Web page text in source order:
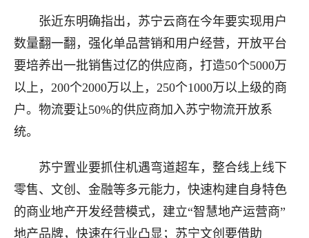
张近东明确指出，苏宁云商在今年要实现用户
数量翻一翻，强化单品营销和用户经营，开放平台
要培养出一批销售过亿的供应商，打造50个5000万
以上，200个2000万以上，250个1000万以上级的商
户。物流要让50%的供应商加入苏宁物流开放系
统。
苏宁置业要抓住机遇弯道超车，整合线上线下
零售、文创、金融等多元能力，快速构建自身特色
的商业地产开发经营模式，建立“智慧地产运营商”
地产品牌，快速在行业凸显；苏宁文创要借助